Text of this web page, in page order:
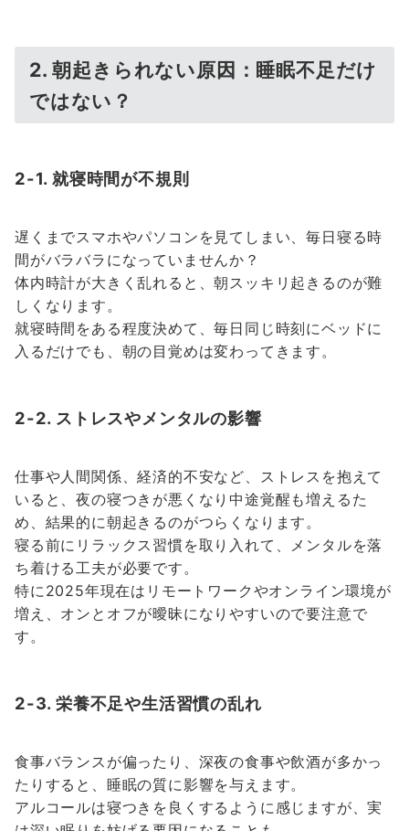
2. 朝起きられない原因：睡眠不足だけ
ではない？
2-1. 就寝時間が不規則
遅くまでスマホやパソコンを見てしまい、毎日寝る時
間がバラバラになっていませんか？
体内時計が大きく乱れると、朝スッキリ起きるのが難
しくなります。
就寝時間をある程度決めて、毎日同じ時刻にベッドに
入るだけでも、朝の目覚めは変わってきます。
2-2. ストレスやメンタルの影響
仕事や人間関係、経済的不安など、ストレスを抱えて
いると、夜の寝つきが悪くなり中途覚醒も増えるた
め、結果的に朝起きるのがつらくなります。
寝る前にリラックス習慣を取り入れて、メンタルを落
ち着ける工夫が必要です。
特に2025年現在はリモートワークやオンライン環境が
増え、オンとオフが曖昧になりやすいので要注意で
す。
2-3. 栄養不足や生活習慣の乱れ
食事バランスが偏ったり、深夜の食事や飲酒が多かっ
たりすると、睡眠の質に影響を与えます。
アルコールは寝つきを良くするように感じますが、実